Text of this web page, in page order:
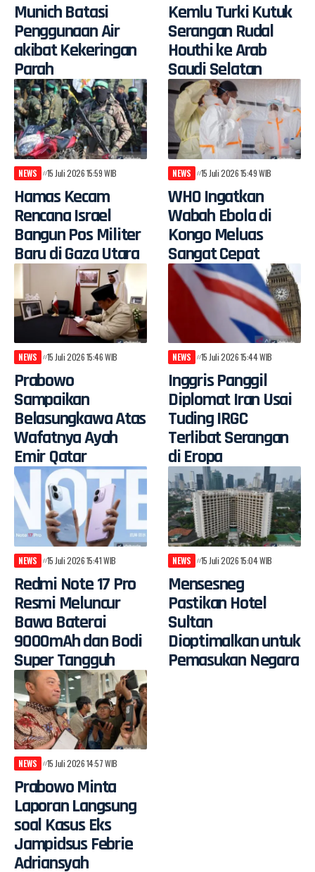
Munich Batasi
Penggunaan Air
akibat Kekeringan
Parah
Kemlu Turki Kutuk
Serangan Rudal
Houthi ke Arab
Saudi Selatan
NEWS 15 Juli 2026 15:59 WIB
Hamas Kecam
Rencana Israel
Bangun Pos Militer
Baru di Gaza Utara
NEWS 15 Juli 2026 15:49 WIB
WHO Ingatkan
Wabah Ebola di
Kongo Meluas
Sangat Cepat
NEWS 15 Juli 2026 15:46 WIB
Prabowo
Sampaikan
Belasungkawa Atas
Wafatnya Ayah
Emir Qatar
NEWS 15 Juli 2026 15:44 WIB
Inggris Panggil
Diplomat Iran Usai
Tuding IRGC
Terlibat Serangan
di Eropa
NEWS 15 Juli 2026 15:41 WIB
Redmi Note 17 Pro
Resmi Meluncur
Bawa Baterai
9000mAh dan Bodi
Super Tangguh
NEWS 15 Juli 2026 15:04 WIB
Mensesneg
Pastikan Hotel
Sultan
Dioptimalkan untuk
Pemasukan Negara
NEWS 15 Juli 2026 14:57 WIB
Prabowo Minta
Laporan Langsung
soal Kasus Eks
Jampidsus Febrie
Adriansyah